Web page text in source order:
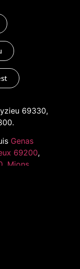
69330,
Genas
69200,
Mions